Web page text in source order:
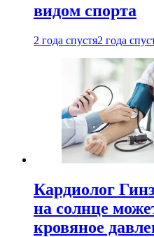
видом спорта
2 года спустя2 года
Кардиолог
на солнце
кровяное